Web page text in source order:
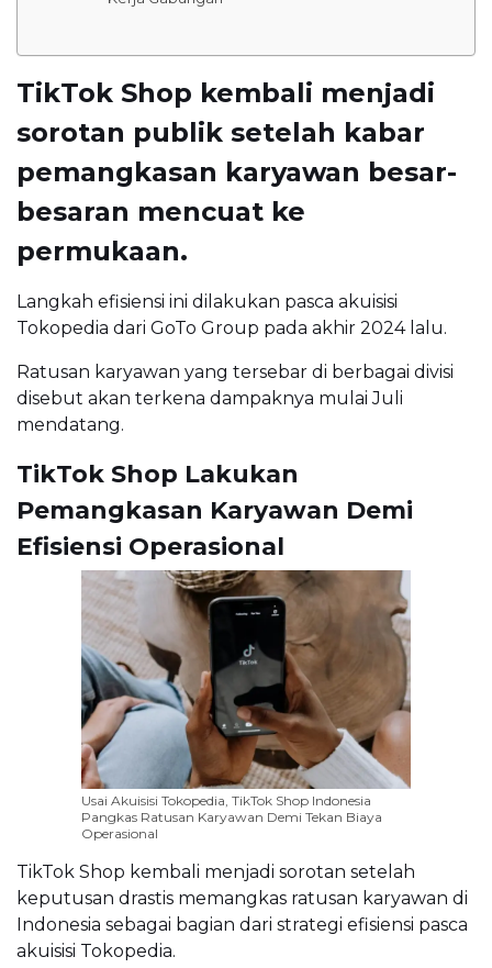
TikTok Shop kembali menjadi
sorotan publik setelah kabar
pemangkasan karyawan besar-
besaran mencuat ke
permukaan.
Langkah efisiensi ini dilakukan pasca akuisisi
Tokopedia dari GoTo Group pada akhir 2024 lalu.
Ratusan karyawan yang tersebar di berbagai divisi
disebut akan terkena dampaknya mulai Juli
mendatang.
TikTok Shop Lakukan
Pemangkasan Karyawan Demi
Efisiensi Operasional
Usai Akuisisi Tokopedia, TikTok Shop Indonesia
Pangkas Ratusan Karyawan Demi Tekan Biaya
Operasional
TikTok Shop kembali menjadi sorotan setelah
keputusan drastis memangkas ratusan karyawan di
Indonesia sebagai bagian dari strategi efisiensi pasca
akuisisi Tokopedia.